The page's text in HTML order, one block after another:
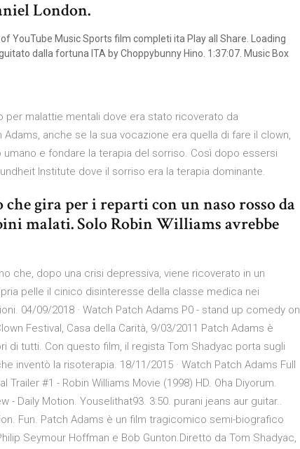
London.
YouTube Music Sports film completi ita Play all Share. Loading
dalla fortuna ITA by Choppybunny Hino. 1:37:07. Music Box
per malattie mentali dove era stato ricoverato da
anche se la sua vocazione era quella di fare il clown,
e fondare la terapia del sorriso. Così dopo essersi
Institute dove il sorriso era la terapia dominante.
gira per i reparti con un naso rosso da
malati. Solo Robin Williams avrebbe
che, dopo una crisi depressiva, viene ricoverato in un
pelle il cinico disinteresse della classe medica nei
04/09/2018 · Watch Patch Adams P0 - stand up comedy on
Festival, Casa della Carità, 9/03/2011 Patch Adams è
di tutti. Con questo film, il regista Tom Shadyac porta sugli
inventò la risoterapia. 18/11/2015 · Watch Patch Adams Full
Trailer #1 - Robin Williams Movie (1998) HD. Oha Diyorum.
- Daily Motion. Youselithat93. 3:50. purani jeans aur guitar..
Fun. Patch Adams è un film tragicomico semi-biografico
Seymour Hoffman e Bob Gunton.Diretto da Tom Shadyac,